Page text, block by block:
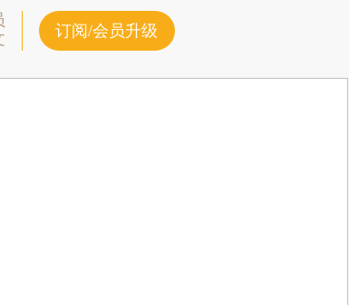
订阅/会员升级